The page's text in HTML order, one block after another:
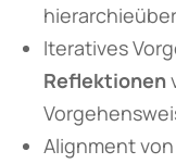
Iteratives
Reflektionen
Alignment